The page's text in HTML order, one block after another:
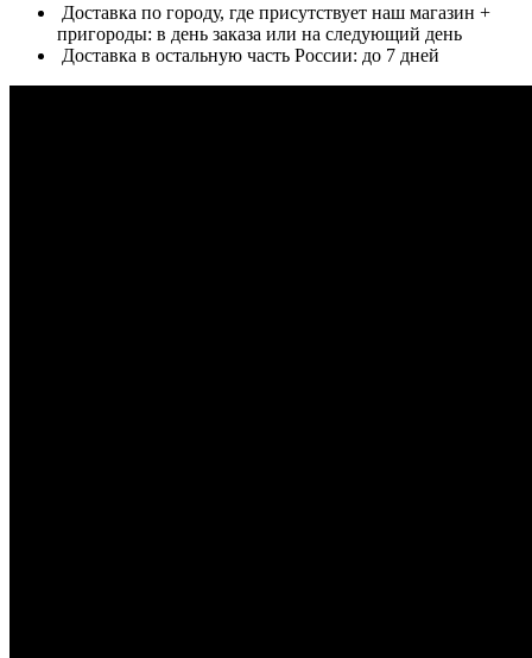
Доставка по городу, где присутствует наш магазин +
пригороды: в день заказа или на следующий день
Доставка в остальную часть России: до 7 дней